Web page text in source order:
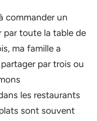
commander un
par toute la table de
ma famille a
par trois ou
les restaurants
sont souvent